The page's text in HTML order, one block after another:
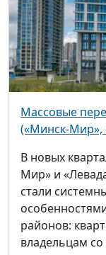
Массовые
(«Минск-Мир»,
В новых
Мир» и
стали
районов:
владельцам